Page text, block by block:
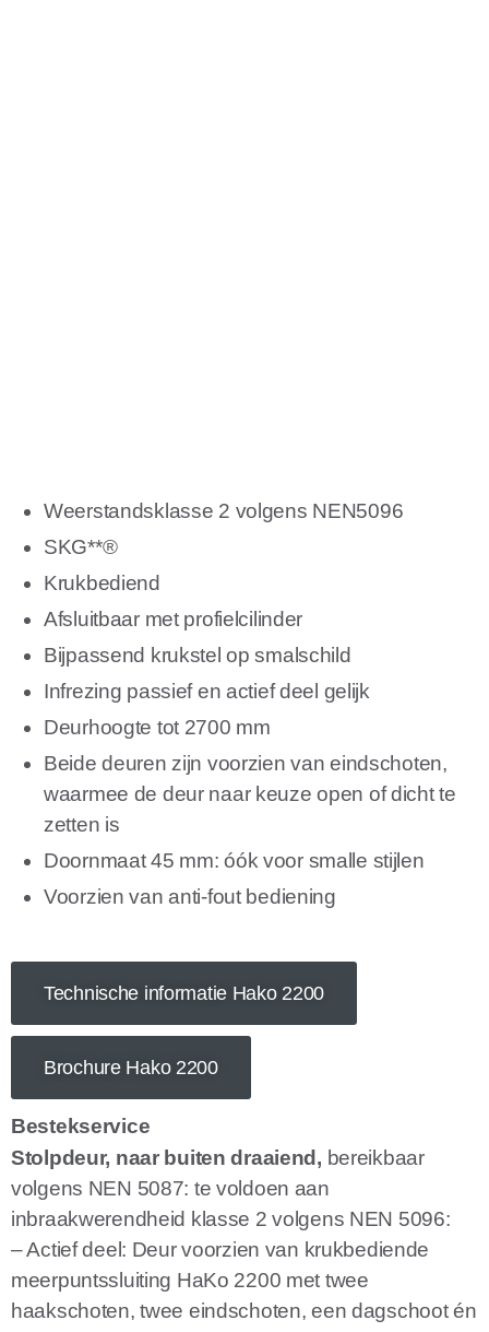
Weerstandsklasse 2 volgens NEN5096
SKG**®
Krukbediend
Afsluitbaar met profielcilinder
Bijpassend krukstel op smalschild
Infrezing passief en actief deel gelijk
Deurhoogte tot 2700 mm
Beide deuren zijn voorzien van eindschoten,
waarmee de deur naar keuze open of dicht te
zetten is
Doornmaat 45 mm: óók voor smalle stijlen
Voorzien van anti-fout bediening
Technische informatie Hako 2200
Brochure Hako 2200
Bestekservice
Stolpdeur, naar buiten draaiend, bereikbaar
volgens NEN 5087: te voldoen aan
inbraakwerendheid klasse 2 volgens NEN 5096:
– Actief deel: Deur voorzien van krukbediende
meerpuntssluiting HaKo 2200 met twee
haakschoten, twee eindschoten, een dagschoot én